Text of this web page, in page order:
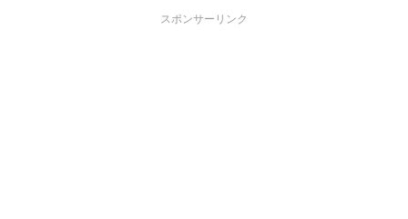
スポンサーリンク